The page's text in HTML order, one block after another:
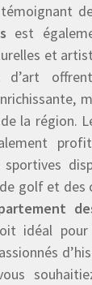
est
et
d’art
la région.
golf et des
idéal